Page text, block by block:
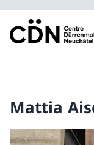
Mattia